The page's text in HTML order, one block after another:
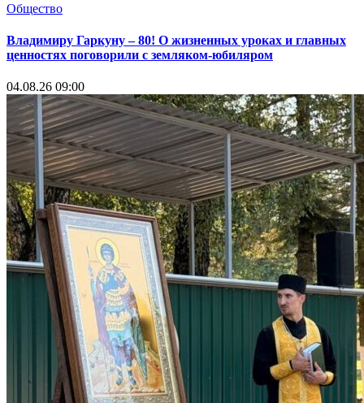
Общество
Владимиру Гаркуну – 80! О жизненных уроках и главных
ценностях поговорили с земляком-юбиляром
04.08.26 09:00